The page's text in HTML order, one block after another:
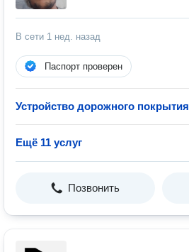
В сети 1 нед. назад
Паспорт проверен
Устройство дорожного покрытия
Ещё 11 услуг
Позвонить